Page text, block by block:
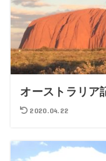
オーストラリア
2020.04.22